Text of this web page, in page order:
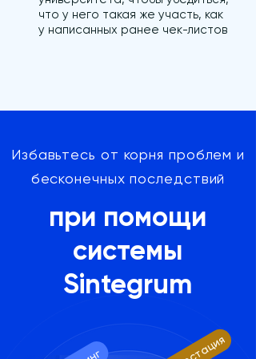
что у него такая же участь, как
у написанных ранее чек-листов
Избавьтесь от корня проблем и
бесконечных последствий
при помощи
системы
Sintegrum